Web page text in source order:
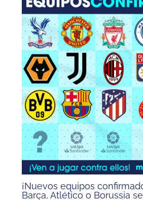
¡Nuevos equipos
Barça, Atlético o Borussia